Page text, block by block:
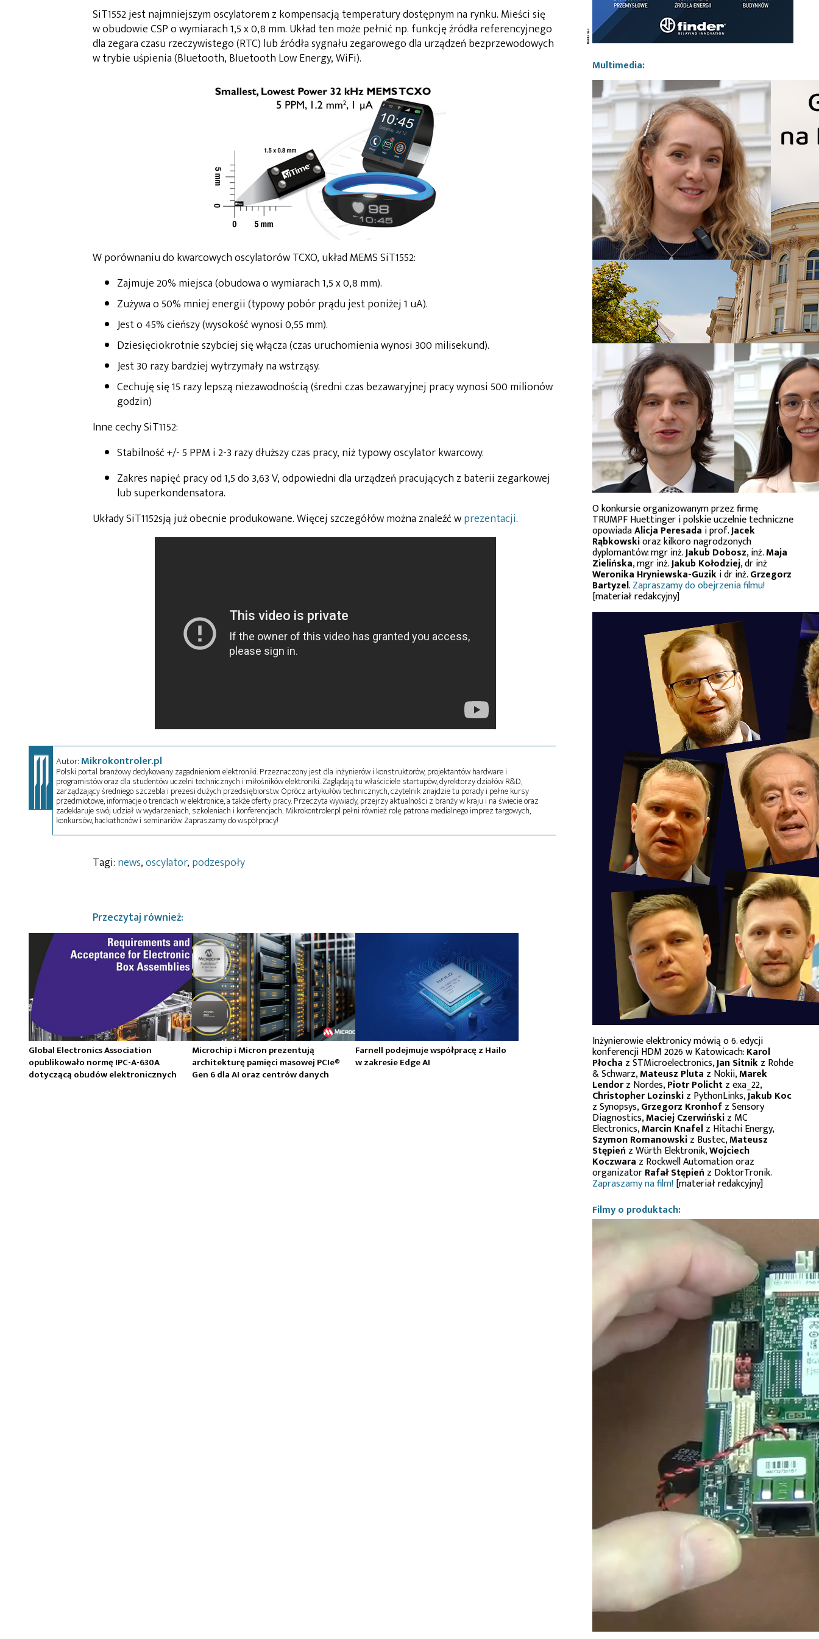
SiT1552 jest najmniejszym oscylatorem z kompensacją temperatury dostępnym na rynku. Mieści się
w obudowie CSP o wymiarach 1,5 x 0,8 mm. Układ ten może pełnić np. funkcję źródła referencyjnego
dla zegara czasu rzeczywistego (RTC) lub źródła sygnału zegarowego dla urządzeń bezprzewodowych
w trybie uśpienia (Bluetooth, Bluetooth Low Energy, WiFi).
W porównaniu do kwarcowych oscylatorów TCXO, układ MEMS SiT1552:
Zajmuje 20% miejsca (obudowa o wymiarach 1,5 x 0,8 mm).
Zużywa o 50% mniej energii (typowy pobór prądu jest poniżej 1 uA).
Jest o 45% cieńszy (wysokość wynosi 0,55 mm).
Dziesięciokrotnie szybciej się włącza (czas uruchomienia wynosi 300 milisekund).
Jest 30 razy bardziej wytrzymały na wstrząsy.
Cechuję się 15 razy lepszą niezawodnością (średni czas bezawaryjnej pracy wynosi 500 milionów
godzin)
Inne cechy SiT1152:
Stabilność +/- 5 PPM i 2-3 razy dłuższy czas pracy, niż typowy oscylator kwarcowy.
Zakres napięć pracy od 1,5 do 3,63 V, odpowiedni dla urządzeń pracujących z baterii zegarkowej
lub superkondensatora.
Układy SiT1152sją już obecnie produkowane. Więcej szczegółów można znaleźć wprezentacji.
Autor:Mikrokontroler.pl
Polski portal branżowy dedykowany zagadnieniom elektroniki. Przeznaczony jest dla inżynierów i konstruktorów, projektantów hardware i
programistów oraz dla studentów uczelni technicznych i miłośników elektroniki. Zaglądają tu właściciele startupów, dyrektorzy działów R&D,
zarządzający średniego szczebla i prezesi dużych przedsiębiorstw. Oprócz artykułów technicznych, czytelnik znajdzie tu porady i pełne kursy
przedmiotowe, informacje o trendach w elektronice, a także oferty pracy. Przeczyta wywiady, przejrzy aktualności z branży w kraju i na świecie oraz
zadeklaruje swój udział w wydarzeniach, szkoleniach i konferencjach. Mikrokontroler.pl pełni również rolę patrona medialnego imprez targowych,
konkursów, hackathonów i seminariów. Zapraszamy do współpracy!
Tagi: news,oscylator, podzespoły
Przeczytaj również:
Global Electronics Association
opublikowało normę IPC-A-630A
dotyczącą obudów elektronicznych
Microchip i Micron prezentują
architekturę pamięci masowej PCIe®
Gen 6 dla AI oraz centrów danych
Farnell podejmuje współpracę z Hailo
w zakresie Edge AI
Multimedia:
O konkursie organizowanym przez firmę
TRUMPF Huettinger i polskie uczelnie techniczne
opowiadaAlicja Peresada i prof.Jacek
Rąbkowskioraz kilkoro nagrodzonych
dyplomantów: mgr inż.Jakub Dobosz, inż.Maja
Zielińska, mgr inż.Jakub Kołodziej, dr inż
Weronika Hryniewska-Guziki dr inż.Grzegorz
Bartyzel.Zapraszamy do obejrzenia filmu!
[materiał redakcyjny]
Inżynierowie elektronicy mówią o 6. edycji
konferencji HDM 2026 w Katowicach:Karol
Płocha z STMicroelectronics,Jan Sitnikz Rohde
& Schwarz,Mateusz Pluta z Nokii,Marek
Lendorz Nordes,Piotr Polichtz exa_22,
Christopher Lozinskiz PythonLinks,Jakub Koc
z Synopsys,Grzegorz Kronhofz Sensory
Diagnostics,Maciej Czerwińskiz MC
Electronics,Marcin Knafelz Hitachi Energy,
Szymon Romanowskiz Bustec,Mateusz
Stępień z Würth Elektronik,Wojciech
Koczwara z Rockwell Automation oraz
organizatorRafał Stępień z DoktorTronik.
Zapraszamy na film![materiał redakcyjny]
Filmy o produktach: